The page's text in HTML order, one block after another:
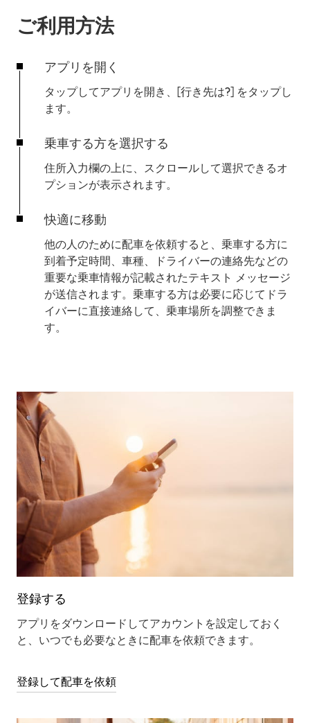
ご利用方法
アプリを開く
タップしてアプリを開き、[行き先は?] をタップし
ます。
乗車する方を選択する
住所入力欄の上に、スクロールして選択できるオ
プションが表示されます。
快適に移動
他の人のために配車を依頼すると、乗車する方に
到着予定時間、車種、ドライバーの連絡先などの
重要な乗車情報が記載されたテキスト メッセージ
が送信されます。乗車する方は必要に応じてドラ
イバーに直接連絡して、乗車場所を調整できま
す。
登録する
アプリをダウンロードしてアカウントを設定しておく
と、いつでも必要なときに配車を依頼できます。
登録して配車を依頼